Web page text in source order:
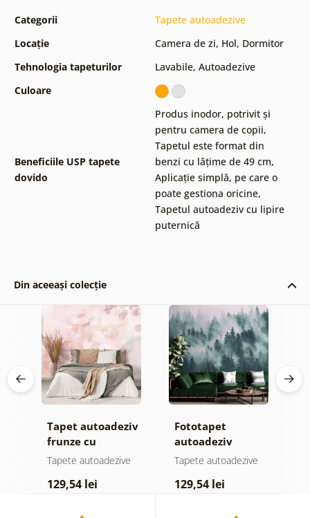
Categorii
Tapete autoadezive
Locație
Camera de zi, Hol, Dormitor
Tehnologia tapeturilor
Lavabile, Autoadezive
Culoare
Beneficiile USP tapete
dovido
Produs inodor, potrivit și
pentru camera de copii,
Tapetul este format din
benzi cu lățime de 49 cm,
Aplicație simplă, pe care o
poate gestiona oricine,
Tapetul autoadeziv cu lipire
puternică
Din aceeași colecție
Tapet autoadeziv
frunze cu
atingere
Tapete autoadezive
129,54 lei
Fototapet
autoadeziv
pădure în ceață
Tapete autoadezive
129,54 lei